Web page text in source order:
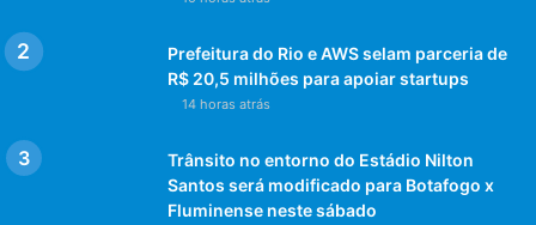
Prefeitura do Rio e AWS selam parceria de
R$ 20,5 milhões para apoiar startups
14 horas atrás
Trânsito no entorno do Estádio Nilton
Santos será modificado para Botafogo x
Fluminense neste sábado